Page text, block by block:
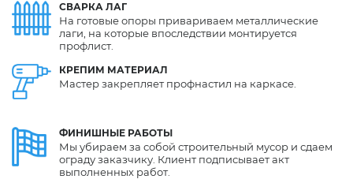
СВАРКА ЛАГ
КРЕПИМ МАТЕРИАЛ
ФИНИШНЫЕ РАБОТЫ
На готовые опоры привариваем металлические
лаги, на которые впоследствии монтируется
профлист.
Мастер закрепляет профнастил на каркасе.
Мы убираем за собой строительный мусор и сдаем
ограду заказчику. Клиент подписывает акт
выполненных работ.